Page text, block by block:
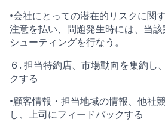
•会社にとっての潜在的リスクに関
注意を払い、問題発生時には、当
シューティングを行なう。
６. 担当特約店、市場動向を集約し
クする
•顧客情報・担当地域の情報、他社
し、上司にフィードバックする